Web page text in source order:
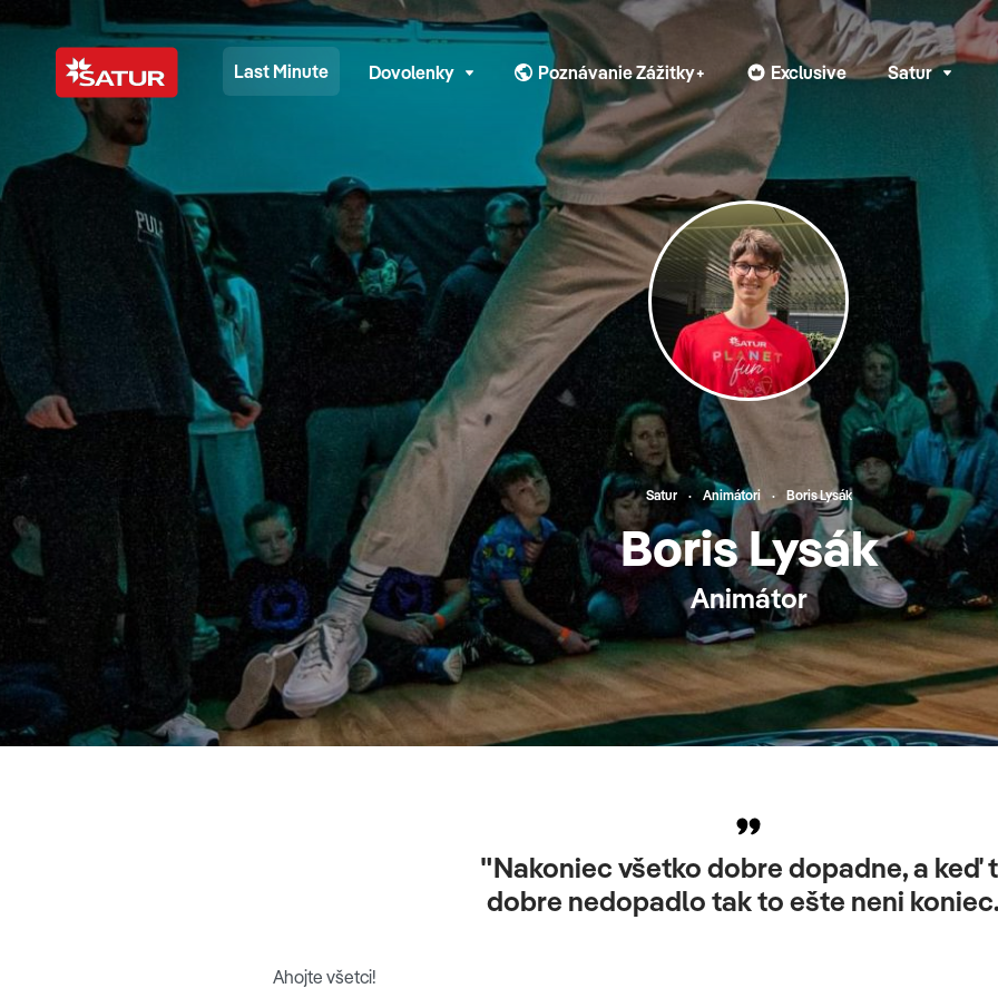
Last Minute Dovolenky Poznávanie Zážitky+ Exclusive Satur
Satur Animátori Boris Lysák
Boris Lysák
Animátor
"Nakoniec všetko dobre dopadne, a keď
dobre nedopadlo tak to ešte neni
Ahojte všetci!